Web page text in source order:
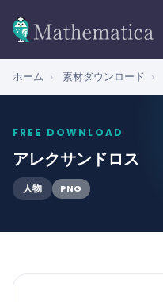
ホーム › 素材ダウンロード ›
FREE DOWNLOAD
アレクサンドロス
人物 PNG